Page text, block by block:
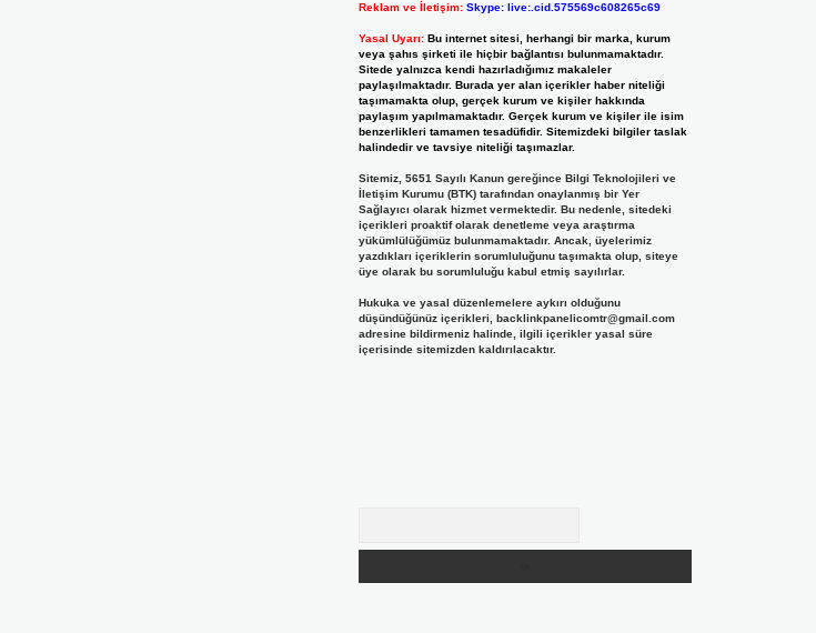
Reklam ve İletişim: Skype: live:.cid.575569c608265c69
Yasal Uyarı: Bu internet sitesi, herhangi bir marka, kurum
veya şahıs şirketi ile hiçbir bağlantısı bulunmamaktadır.
Sitede yalnızca kendi hazırladığımız makaleler
paylaşılmaktadır. Burada yer alan içerikler haber niteliği
taşımamakta olup, gerçek kurum ve kişiler hakkında
paylaşım yapılmamaktadır. Gerçek kurum ve kişiler ile isim
benzerlikleri tamamen tesadüfidir. Sitemizdeki bilgiler taslak
halindedir ve tavsiye niteliği taşımazlar.
Sitemiz, 5651 Sayılı Kanun gereğince Bilgi Teknolojileri ve
İletişim Kurumu (BTK) tarafından onaylanmış bir Yer
Sağlayıcı olarak hizmet vermektedir. Bu nedenle, sitedeki
içerikleri proaktif olarak denetleme veya araştırma
yükümlülüğümüz bulunmamaktadır. Ancak, üyelerimiz
yazdıkları içeriklerin sorumluluğunu taşımakta olup, siteye
üye olarak bu sorumluluğu kabul etmiş sayılırlar.
Hukuka ve yasal düzenlemelere aykırı olduğunu
düşündüğünüz içerikleri, backlinkpanelicomtr@gmail.com
adresine bildirmeniz halinde, ilgili içerikler yasal süre
içerisinde sitemizden kaldırılacaktır.